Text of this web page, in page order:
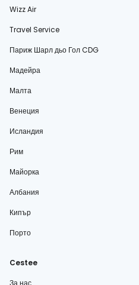
Wizz Air
Travel Service
Париж Шарл дьо Гол CDG
Мадейра
Малта
Венеция
Исландия
Рим
Майорка
Албания
Кипър
Порто
Cestee
За нас